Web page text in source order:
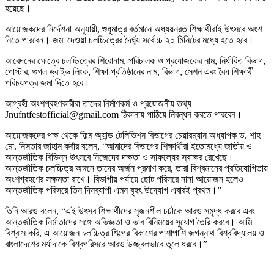
হয়েছে।
আয়োজকদের নির্দেশনা অনুযায়ী, শুধুমাত্র বর্তমানে অধ্যয়নরত শিক্ষার্থীরাই উৎসবে অংশ
নিতে পারবেন। জমা দেওয়া চলচ্চিত্রের দৈর্ঘ্য সর্বোচ্চ ২০ মিনিটের মধ্যে হতে হবে।
আবেদনের ক্ষেত্রে চলচ্চিত্রের শিরোনাম, পরিচালক ও প্রযোজকের নাম, নির্ধারিত বিভাগ,
পোস্টার, গুগল ড্রাইভ লিংক, শিক্ষা প্রতিষ্ঠানের নাম, বিভাগ, সেশন এবং বৈধ শিক্ষার্থী
পরিচয়পত্র জমা দিতে হবে।
আগ্রহী অংশগ্রহণকারীরা তাদের নির্মাণকর্ম ও প্রয়োজনীয় তথ্য
Jnufntfestofficial@gmail.com ঠিকানায় পাঠিয়ে নিবন্ধন করতে পারবেন।
আয়োজকদের পক্ষ থেকে ফিল্ম অ্যান্ড টেলিভিশন বিভাগের চেয়ারম্যান অধ্যাপক ড. শাহ
মো. নিসতার জাহান কবীর বলেন, “আমাদের বিভাগের শিক্ষার্থীরা ইতোমধ্যে জাতীয় ও
আন্তর্জাতিক বিভিন্ন উৎসবে নিজেদের দক্ষতা ও সাফল্যের স্বাক্ষর রেখেছে।
আন্তর্জাতিক চলচ্চিত্র অঙ্গনে তাদের অর্জন প্রমাণ করে, তারা বিশ্বমানের প্রতিযোগিতায়
অংশগ্রহণের সক্ষমতা রাখে। বিভাগীয় পর্যায়ে ছোট পরিসরে নানা আয়োজন হলেও
আন্তর্জাতিক পরিসরে তিন দিনব্যাপী এমন বৃহৎ উদ্যোগ এবারই প্রথম।”
তিনি আরও বলেন, “এই উৎসব শিক্ষার্থীদের সৃজনশীল চর্চাকে আরও সমৃদ্ধ করবে এবং
আন্তর্জাতিক নির্মাতাদের সঙ্গে অভিজ্ঞতা ও ভাব বিনিময়ের সুযোগ তৈরি করবে। আমি
বিশ্বাস করি, এ আয়োজন চলচ্চিত্র শিল্পের বিকাশের পাশাপাশি জগন্নাথ বিশ্ববিদ্যালয় ও
বাংলাদেশের মর্যাদাকে বিশ্বপরিসরে আরও উজ্জ্বলভাবে তুলে ধরবে।”